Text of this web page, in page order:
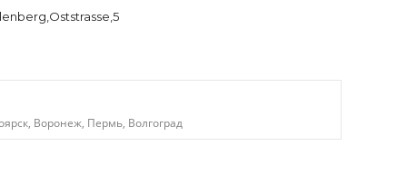
Воронеж, Пермь, Волгоград